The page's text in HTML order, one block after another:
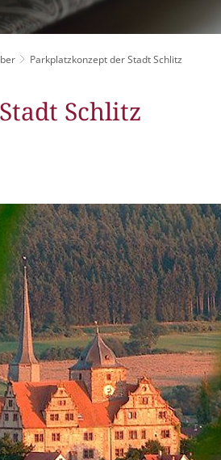
Fahrpläne
Müllabfuhr
Parkplatzkonzept der Stadt Schlitz
Schlitz